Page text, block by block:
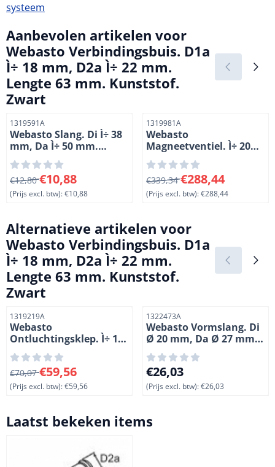
systeem
Aanbevolen artikelen voor
Webasto Verbindingsbuis. D1a
Ì÷ 18 mm, D2a Ì÷ 22 mm.
Lengte 63 mm. Kunststof.
Zwart
Artikelnummer
1319591A
Webasto Slang. Di Ì÷ 38
mm, Da Ì÷ 50 mm.
Lengte 82 mm
Van 12,80 voor 10,88, exclusief btw: 10,88
€12,80€10,88
(Prijs excl. btw):€10,88
Artikelnummer
1319981A
Webasto
Magneetventiel. Ì÷ 20
mm. 12 Volt. Lengte 106
mm, hoogte 90 mm.
Kunststof
Van 339,34 voor 288,44,
€339,34€288,44
(Prijs excl. btw):€288,44
Alternatieve artikelen voor
Webasto Verbindingsbuis. D1a
Ì÷ 18 mm, D2a Ì÷ 22 mm.
Lengte 63 mm. Kunststof.
Zwart
Artikelnummer
1319219A
Webasto
Ontluchtingsklep. Ì÷ 18
mm
Van 70,07 voor 59,56, exclusief btw: 59,56
€70,07€59,56
(Prijs excl. btw):€59,56
Artikelnummer
1322473A
Webasto Vormslang. Di
Ø 20 mm, Da Ø 27 mm.
Lengte 1 = 190 mm, L 2 =
120 mm, L 3 = 70 mm.
180°
Prijs: 26,03, exclusief btw:
€26,03
(Prijs excl. btw):€26,03
Laatst bekeken items